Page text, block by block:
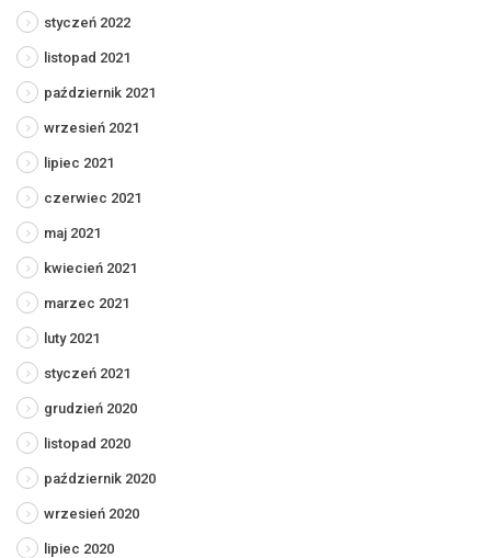
styczeń 2022
listopad 2021
październik 2021
wrzesień 2021
lipiec 2021
czerwiec 2021
maj 2021
kwiecień 2021
marzec 2021
luty 2021
styczeń 2021
grudzień 2020
listopad 2020
październik 2020
wrzesień 2020
lipiec 2020